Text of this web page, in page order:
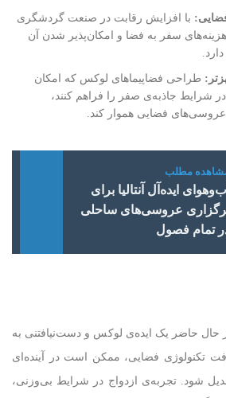
: با افزایش رقابت در صنعت گردشگری
سفر به فضا و امکان‌پذیر شدن آن
: طراحی فضاپیماهای لوکس که امکان
شرایط جاذبه‌ی صفر را فراهم کنند،
عروسی‌های فضایی هموار کند.
آب‌وهوای ایده‌آل آنتالیا برای
عروسی‌های ساحلی
تمام فصول
حال حاضر یک ایده‌ی لوکس و دست‌نیافتنی به
تکنولوژی فضایی، ممکن است در آینده‌ای
شود. تجربه‌ی ازدواج در شرایط بی‌وزنی،